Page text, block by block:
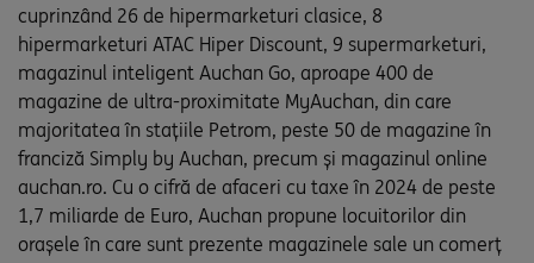
cuprinzând 26 de hipermarketuri clasice, 8
hipermarketuri ATAC Hiper Discount, 9 supermarketuri,
magazinul inteligent Auchan Go, aproape 400 de
magazine de ultra-proximitate MyAuchan, din care
majoritatea în stațiile Petrom, peste 50 de magazine în
franciză Simply by Auchan, precum și magazinul online
auchan.ro. Cu o cifră de afaceri cu taxe în 2024 de peste
1,7 miliarde de Euro, Auchan propune locuitorilor din
orașele în care sunt prezente magazinele sale un comerţ